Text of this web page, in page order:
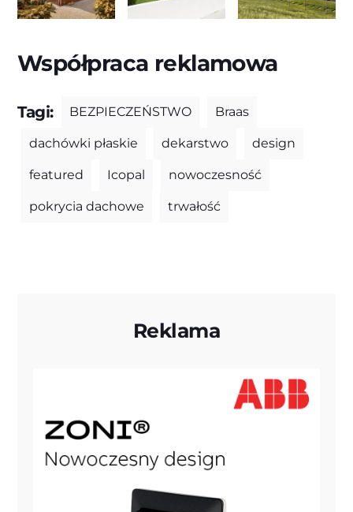
Współpraca reklamowa
Tagi: BEZPIECZEŃSTWO Braas
dachówki płaskie dekarstwo design
featured Icopal nowoczesność
pokrycia dachowe trwałość
Reklama